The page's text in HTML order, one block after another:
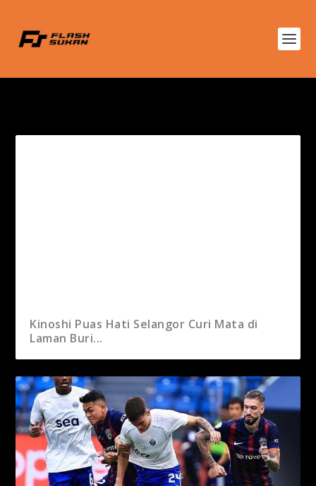
Harimau Selatan Mudah Jinakkan Lion City
Kinoshi Puas Hati Selangor Curi Mata di
Laman Buri...